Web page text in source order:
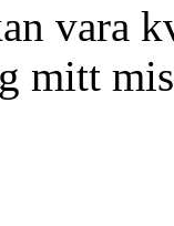
vara
mitt